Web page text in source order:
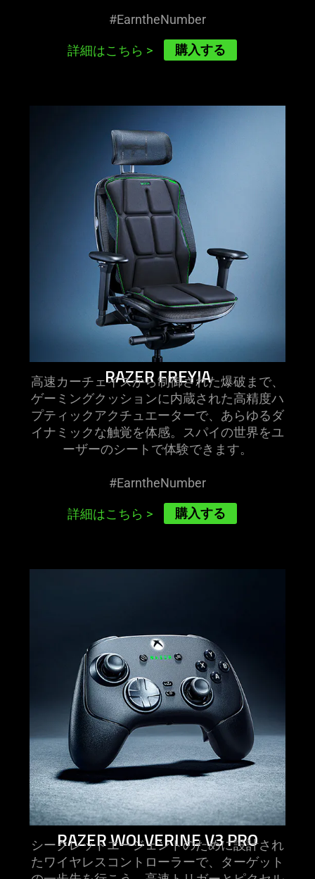
#EarntheNumber
詳細はこちら > 購入する
more
-
razer
freyja
RAZER FREYJA
高速カーチェイスから制御された爆破まで、
ゲーミングクッションに内蔵された高精度ハ
プティックアクチュエーターで、あらゆるダ
イナミックな触覚を体感。スパイの世界をユ
ーザーのシートで体験でき ます。
#EarntheNumber
詳細はこちら > 購入する
wolverine
v3
pro
RAZER WOLVERINE V3 PRO
シークレットエージェントのために設計され
たワイヤレスコントローラーで、ターゲット